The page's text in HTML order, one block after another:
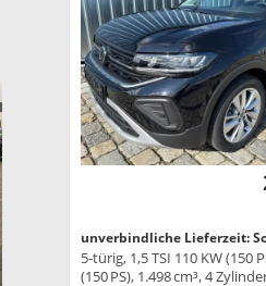
unverbindliche Lieferzeit:
5-türig, 1,5 TSI 110 KW (150
(150 PS), 1.498 cm³, 4